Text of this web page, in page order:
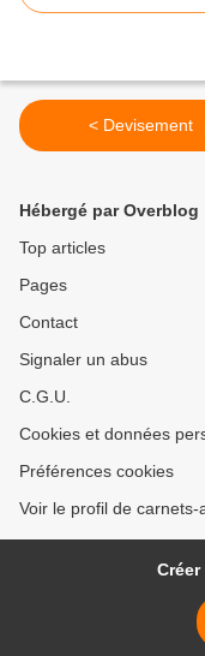
< Devisement
Hébergé par Overblog
Top articles
Pages
Contact
Signaler un abus
C.G.U.
Cookies et données
Préférences cookies
Voir le profil de